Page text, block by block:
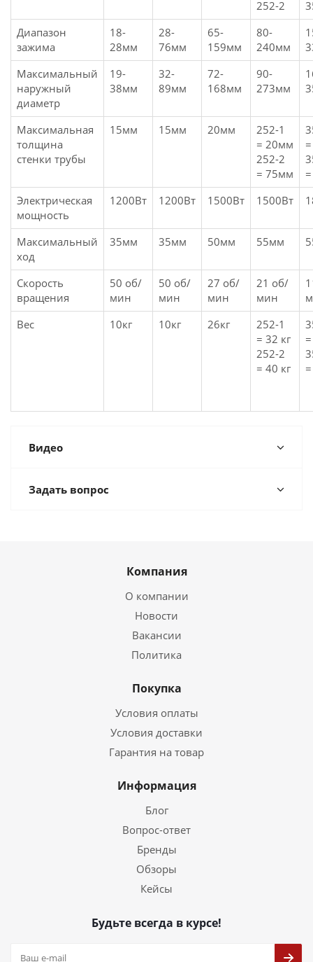
252-2
Диапазон
зажима
18-
28мм
28-
76мм
65-
159мм
80-
240мм
Максимальный
наружный
диаметр
19-
38мм
32-
89мм
72-
168мм
90-
273мм
Максимальная
толщина
стенки трубы
15мм 15мм 20мм
252-1
= 20мм
252-2
= 75мм
Электрическая
мощность
1200Вт 1200Вт 1500Вт 1500Вт
Максимальный
ход
35мм 35мм 50мм 55мм
Скорость
вращения
50 об/
мин
50 об/
мин
27 об/
мин
21 об/
мин
Вес
10кг 10кг 26кг
252-1
= 32 кг
252-2
= 40 кг
Видео
Задать вопрос
Компания
О компании
Новости
Вакансии
Политика
Покупка
Условия оплаты
Условия доставки
Гарантия на товар
Информация
Блог
Вопрос-ответ
Бренды
Обзоры
Кейсы
Будьте всегда в курсе!